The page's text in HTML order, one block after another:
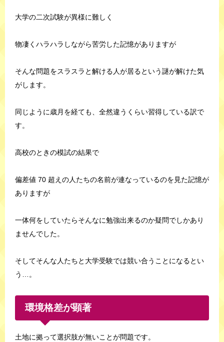
大学の二次試験が異様に難しく
物凄くハラハラしながら苦労した記憶がありますが
そんな問題をスラスラと解ける人が居るという謎が解けた気
がします。
同じように歳月を経ても、全然違うくらい習得している訳で
す。
高校のときの模試の結果で
偏差値 70 超えの人たちの名前が連なっているのを見た記憶が
ありますが
一体何をしていたらそんなに勉強出来るのか疑問でしかあり
ませんでした。
そしてそんな人たちと大学受験では競い合うことになるとい
う…。
環境格差が顕著
土地に拠って選択肢が無いことが問題です。